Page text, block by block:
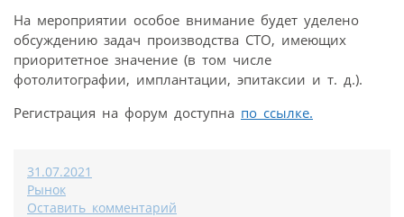
На мероприятии особое внимание будет уделено
обсуждению задач производства СТО, имеющих
приоритетное значение (в том числе
фотолитографии, имплантации, эпитаксии и т. д.).
Регистрация на форум доступна по ссылке.
31.07.2021
Рынок
Оставить комментарий